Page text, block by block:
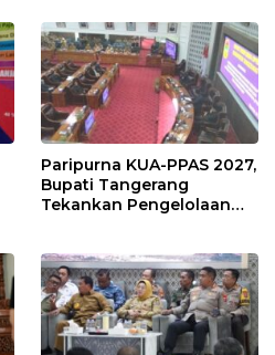
Paripurna KUA-PPAS 2027,
Bupati Tangerang
Tekankan Pengelolaan